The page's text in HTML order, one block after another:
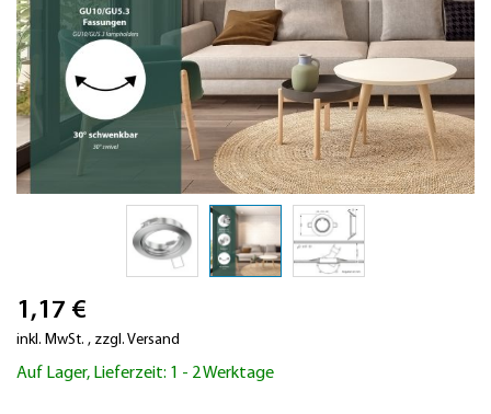
Anfang
der
springen
1,17 €
inkl. MwSt. , zzgl. Versand
Auf Lager, Lieferzeit: 1 - 2 Werktage